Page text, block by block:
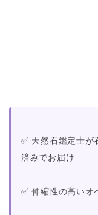
✅ 天然石鑑定士
済みでお届け
✅ 伸縮性の高いオ